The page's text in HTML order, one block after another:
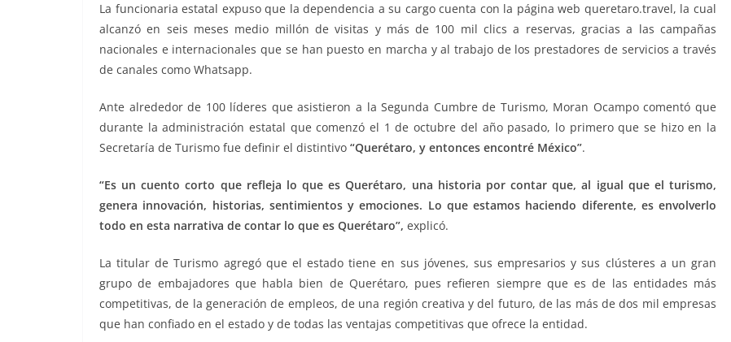
La funcionaria estatal expuso que la dependencia a su cargo cuenta con la página web queretaro.travel, la cual
alcanzó en seis meses medio millón de visitas y más de 100 mil clics a reservas, gracias a las campañas
nacionales e internacionales que se han puesto en marcha y al trabajo de los prestadores de servicios a través
de canales como Whatsapp.
Ante alrededor de 100 líderes que asistieron a la Segunda Cumbre de Turismo, Moran Ocampo comentó que
durante la administración estatal que comenzó el 1 de octubre del año pasado, lo primero que se hizo en la
Secretaría de Turismo fue definir el distintivo “Querétaro, y entonces encontré México”.
“Es un cuento corto que refleja lo que es Querétaro, una historia por contar que, al igual que el turismo,
genera innovación, historias, sentimientos y emociones. Lo que estamos haciendo diferente, es envolverlo
todo en esta narrativa de contar lo que es Querétaro”, explicó.
La titular de Turismo agregó que el estado tiene en sus jóvenes, sus empresarios y sus clústeres a un gran
grupo de embajadores que habla bien de Querétaro, pues refieren siempre que es de las entidades más
competitivas, de la generación de empleos, de una región creativa y del futuro, de las más de dos mil empresas
que han confiado en el estado y de todas las ventajas competitivas que ofrece la entidad.